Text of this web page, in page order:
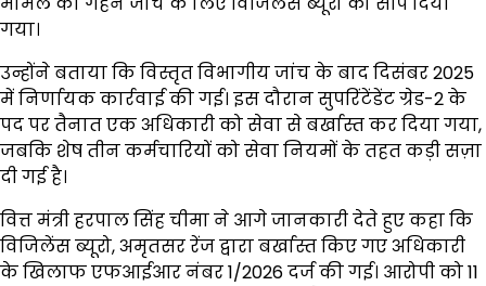
गया।
उन्होंने बताया कि विस्तृत विभागीय जांच के बाद दिसंबर 2025
में निर्णायक कार्रवाई की गई। इस दौरान सुपरिंटेंडेंट ग्रेड-2 के
पद पर तैनात एक अधिकारी को सेवा से बर्खास्त कर दिया गया,
जबकि शेष तीन कर्मचारियों को सेवा नियमों के तहत कड़ी सज़ा
दी गई है।
वित्त मंत्री हरपाल सिंह चीमा ने आगे जानकारी देते हुए कहा कि
विजिलेंस ब्यूरो, अमृतसर रेंज द्वारा बर्खास्त किए गए अधिकारी
के खिलाफ एफआईआर नंबर 1/2026 दर्ज की गई। आरोपी को 11